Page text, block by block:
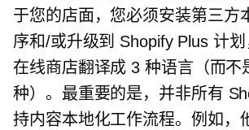
于您的店面，您必须安装第三方
序和/或升级到 Shopify Plus 计
在线商店翻译成 3 种语言（而不
种）。最重要的是，并非所有
持内容本地化工作流程。例如，